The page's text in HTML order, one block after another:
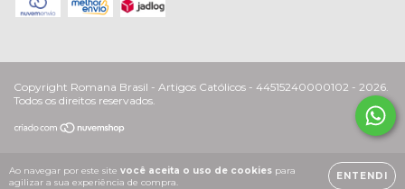
Ao navegar por este site você aceita o uso de cookies para
agilizar a sua experiência de compra.
ENTENDI
Copyright Romana Brasil - Artigos Católicos - 44515240000102 - 2026.
Todos os direitos reservados.